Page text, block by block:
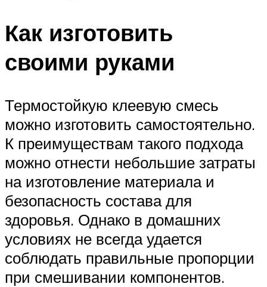
Как изготовить
своими руками
Термостойкую клеевую смесь
можно изготовить самостоятельно.
К преимуществам такого подхода
можно отнести небольшие затраты
на изготовление материала и
безопасность состава для
здоровья. Однако в домашних
условиях не всегда удается
соблюдать правильные пропорции
при смешивании компонентов.